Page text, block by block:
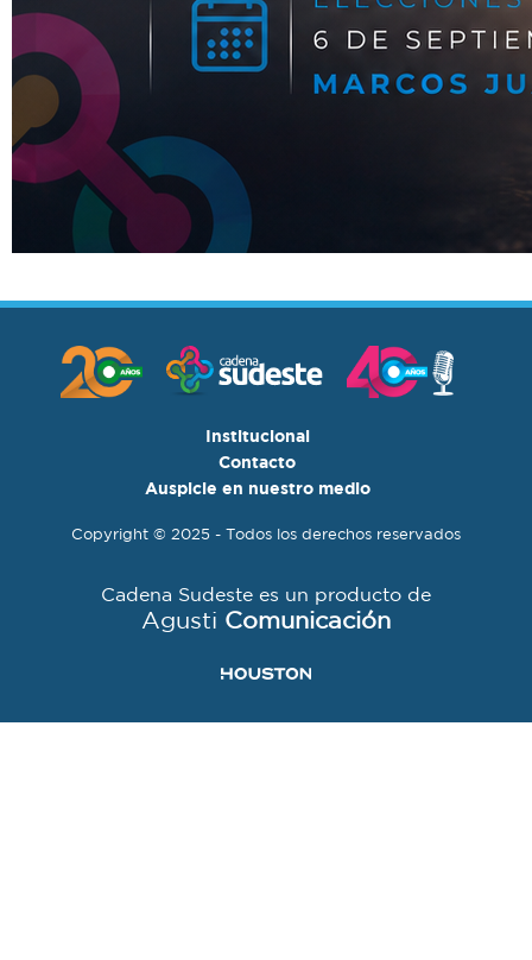
Institucional
Contacto
Auspicie en nuestro medio
Copyright © 2025 - Todos los derechos reservados
Cadena Sudeste es un producto de
Agusti Comunicación